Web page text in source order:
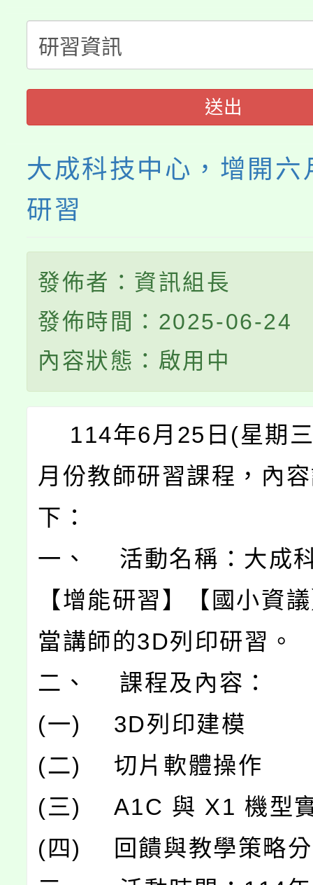
半價優惠，詳情可洽有
者。
份教師增能研習
大溪自造教育及科技中
份教師研習
淨零綠生活教案入校路
會
115年食農教育專業人
程
送出
大成科技中心，增開六
研習
發佈者：資訊組長
發佈時間：2025-06-24
內容狀態：啟用中
114年6月25日(星期
月份教師研習課程，內
下：
一、 活動名稱：大成
【增能研習】【國小資
當講師的3D列印研習。
二、 課程及內容：
(一) 3D列印建模
(二) 切片軟體操作
(三) A1C 與 X1 機型
(四) 回饋與教學策略